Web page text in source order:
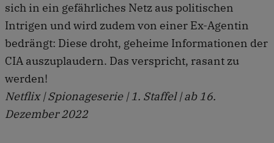
sich in ein gefährliches Netz aus politischen
Intrigen und wird zudem von einer Ex-Agentin
bedrängt: Diese droht, geheime Informationen der
CIA auszuplaudern. Das verspricht, rasant zu
werden!
Netflix | Spionageserie | 1. Staffel | ab 16.
Dezember 2022